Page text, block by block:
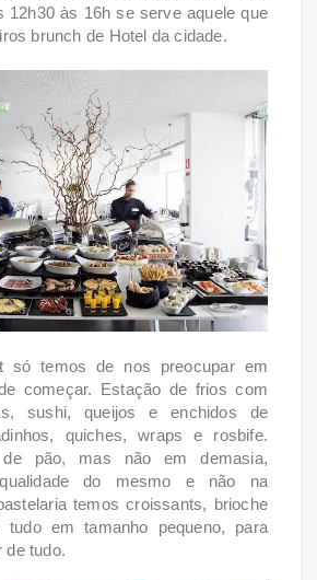
12h30 às 16h se serve aquele que
brunch de Hotel da cidade.
só temos de nos preocupar em
começar. Estação de frios com
sushi, queijos e enchidos de
quiches, wraps e rosbife.
pão, mas não em demasia,
do mesmo e não na
temos croissants, brioche
em tamanho pequeno, para
de tudo.